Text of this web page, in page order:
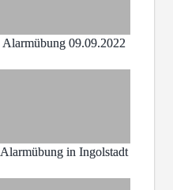
Alarmübung 09.09.2022
Alarmübung in Ingolstadt